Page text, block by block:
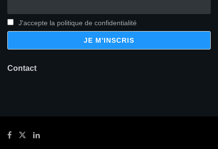
J'accepte la politique de confidentialité
Contact